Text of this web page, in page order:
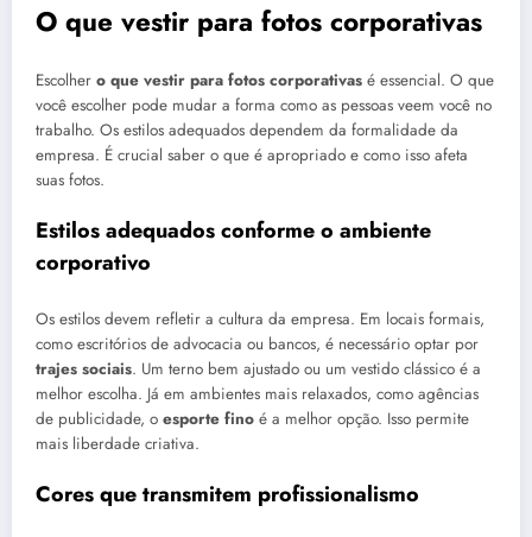
O que vestir para fotos corporativas
Escolher o que vestir para fotos corporativas é essencial. O que
você escolher pode mudar a forma como as pessoas veem você no
trabalho. Os estilos adequados dependem da formalidade da
empresa. É crucial saber o que é apropriado e como isso afeta
suas fotos.
Estilos adequados conforme o ambiente
corporativo
Os estilos devem refletir a cultura da empresa. Em locais formais,
como escritórios de advocacia ou bancos, é necessário optar por
trajes sociais. Um terno bem ajustado ou um vestido clássico é a
melhor escolha. Já em ambientes mais relaxados, como agências
de publicidade, o esporte fino é a melhor opção. Isso permite
mais liberdade criativa.
Cores que transmitem profissionalismo